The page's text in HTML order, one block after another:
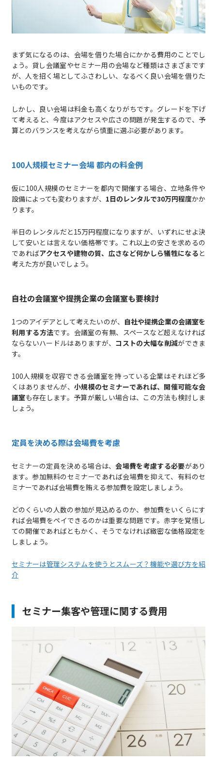
まず気になるのは、会場を借りた場合にかかる費用のことでし
ょう。貸し会議室やセミナー用の会場など種類はさまざまです
が、人を招く場としてふさわしい、なるべく良い会場を借りた
いものです。
しかし、良い会場は料金も高くなりがちです。グレードを下げ
て考えると、今度はアクセスや広さの問題が発生するので、予
算とのバランスを考えながら慎重に選ぶ必要があります。
100人規模セミナー会場 都内の料金例
仮に100人規模のセミナーを都内で開催する場合、立地条件や
設備によっても変わりますが、 1日のレンタルで30万円程度かか
ります。
半日のレンタルだと15万円程度になりますが、いずれにせよ決
して安いとは言えない価格帯です。これ以上の安さを求めるの
であればアクセスや建物の質、広さなど何かしら犠牲になると
考えた方が良いでしょう。
自社の会議室や提携企業の会議室も要検討
1つのアイデアとして考えたいのが、 自社や提携企業の会議室を
利用する方法です。会議室の有無、スペースなど超えなければ
ならないハードルはありますが、 コストの大幅な削減ができま
す。
100人規模を収容できる会議室を持っている企業はそれほど多
くはありませんが、 小規模のセミナーであれば、開催可能な会
議室も存在します。予算が厳しい場合は、この方法も検討しま
しょう。
定員を決める際は会場費を考慮
セミナーの定員を決める場合は、会場費を考慮する必要があり
ます。参加無料のセミナーであれば会場費を抑えて、有料のセ
ミナーであれば会場費を賄える参加費を設定しましょう。
どのくらいの人数の参加が見込めるのか、参加費をいくらにす
れば会場費をペイできるのかは重要な問題です。赤字を覚悟し
ての開催であればともかく、そうでなければ緻密な価格設定を
しましょう。
セミナーは管理システムを使うとスムーズ？機能や選び方を紹
介
セミナー集客や管理に関する費用